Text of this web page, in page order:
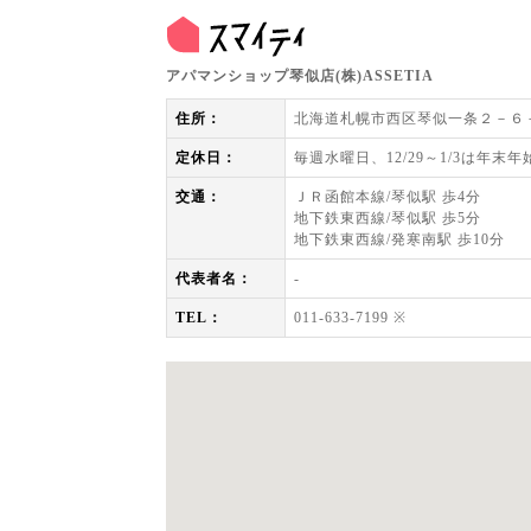
アパマンショップ琴似店(株)ASSETIA
住所： 北海道札幌市西区琴似一条２－
定休日： 毎週水曜日、12/29～1/3は年末年
交通：
ＪＲ函館本線/琴似駅 歩4分
地下鉄東西線/琴似駅 歩5分
地下鉄東西線/発寒南駅 歩10分
代表者名： -
TEL： 011-633-7199 ※